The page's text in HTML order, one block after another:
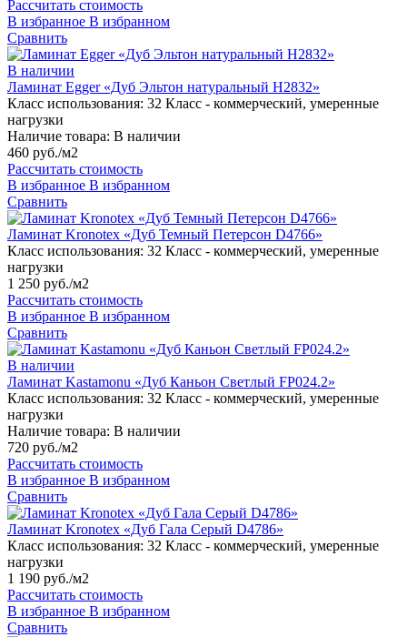
Рассчитать стоимость
В избранное В избранном
Сравнить
В наличии
Ламинат Egger «Дуб Эльтон натуральный H2832»
Класс использования: 32 Класс - коммерческий, умеренные
нагрузки
Наличие товара: В наличии
460 руб./м2
Рассчитать стоимость
В избранное В избранном
Сравнить
Ламинат Kronotex «Дуб Темный Петерсон D4766»
Класс использования: 32 Класс - коммерческий, умеренные
нагрузки
1 250 руб./м2
Рассчитать стоимость
В избранное В избранном
Сравнить
В наличии
Ламинат Kastamonu «Дуб Каньон Светлый FP024.2»
Класс использования: 32 Класс - коммерческий, умеренные
нагрузки
Наличие товара: В наличии
720 руб./м2
Рассчитать стоимость
В избранное В избранном
Сравнить
Ламинат Kronotex «Дуб Гала Cерый D4786»
Класс использования: 32 Класс - коммерческий, умеренные
нагрузки
1 190 руб./м2
Рассчитать стоимость
В избранное В избранном
Сравнить